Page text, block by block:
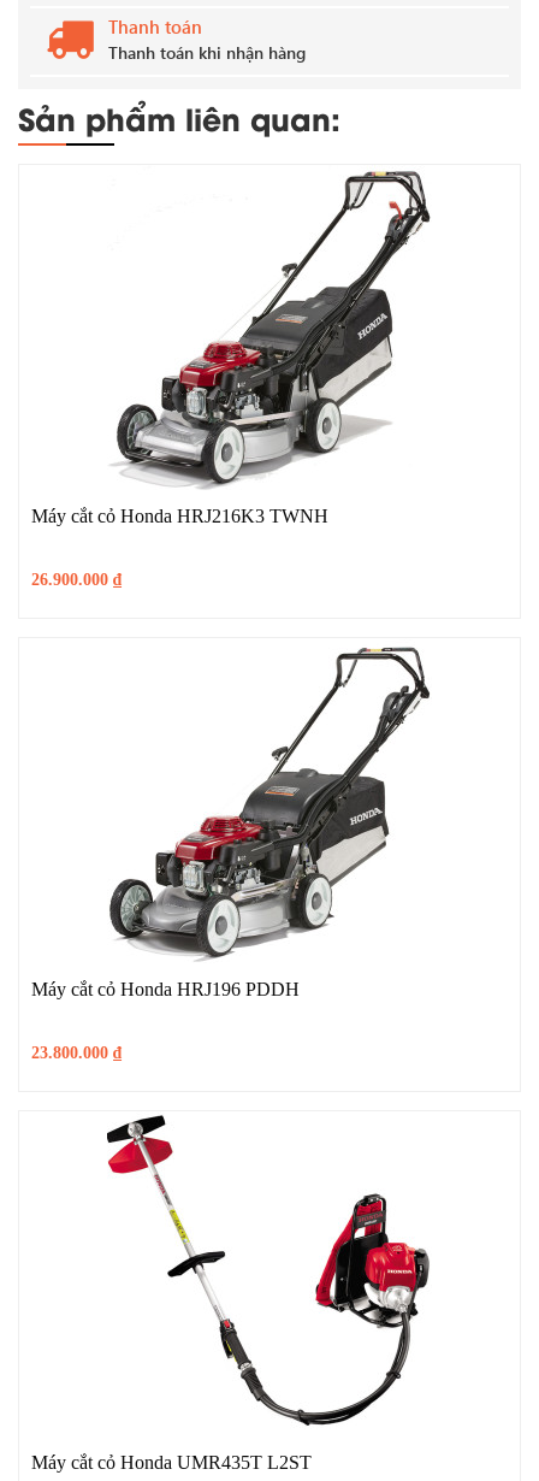
Thanh toán
Thanh toán khi nhận hàng
Sản phẩm liên quan:
Máy cắt cỏ Honda HRJ216K3 TWNH
26.900.000 ₫
Máy cắt cỏ Honda HRJ196 PDDH
23.800.000 ₫
Máy cắt cỏ Honda UMR435T L2ST